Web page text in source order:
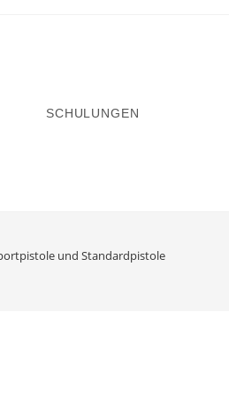
SCHULUNGEN
und Standardpistole